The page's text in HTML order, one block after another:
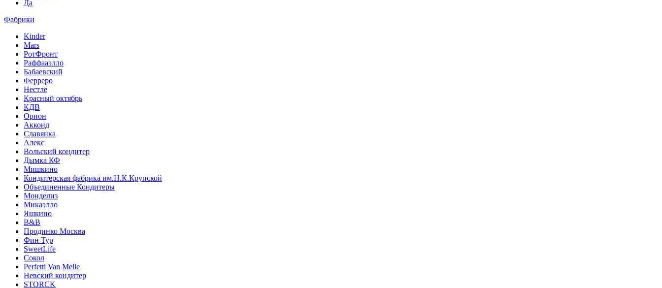
Да
Фабрики
Kinder
Mars
РотФронт
Раффaаэлло
Бабаевский
Ферреро
Нестле
Красный октябрь
КДВ
Орион
Акконд
Славянка
Алекс
Вольский кондитер
Дымка КФ
Мишкино
Кондитерская фабрика им.Н.К.Крупской
Объединенные Кондитеры
Монделиз
Микаэлло
Яшкино
B&B
Продинко Москва
Фин Тур
SweetLife
Сокол
Perfetti Van Melle
Невский кондитер
STORCK